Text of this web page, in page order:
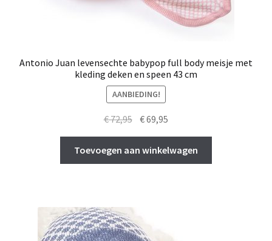
Antonio Juan levensechte babypop full body meisje met
kleding deken en speen 43 cm
AANBIEDING!
€72,95 Oorspronkelijke
prijs
was:
€ 72,95.
€69,95
prijs
is:
€ 69,95.
Toevoegen aan winkelwagen